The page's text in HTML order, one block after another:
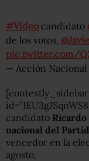
#Video candidato
de los votos,
pic.twitter.com/
— Acción Nacional
[contextly_sidebar
candidato
nacional del
vencedor en la
agosto.